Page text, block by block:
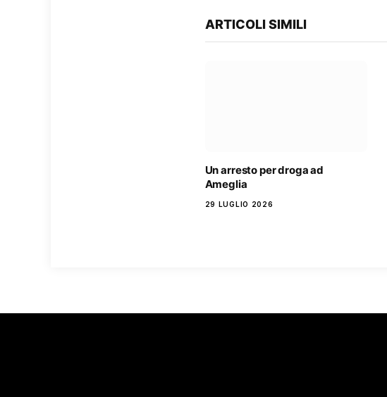
ARTICOLI SIMILI
Un arresto per droga ad
Ameglia
29 LUGLIO 2026